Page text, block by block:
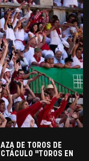
DE TOROS DE
"TOROS EN